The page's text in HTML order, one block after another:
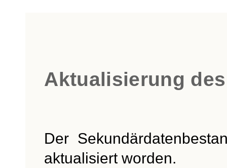
Aktualisierung
Der
aktualisiert worden.